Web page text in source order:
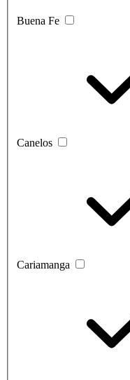
Buena Fe
Canelos
Cariamanga